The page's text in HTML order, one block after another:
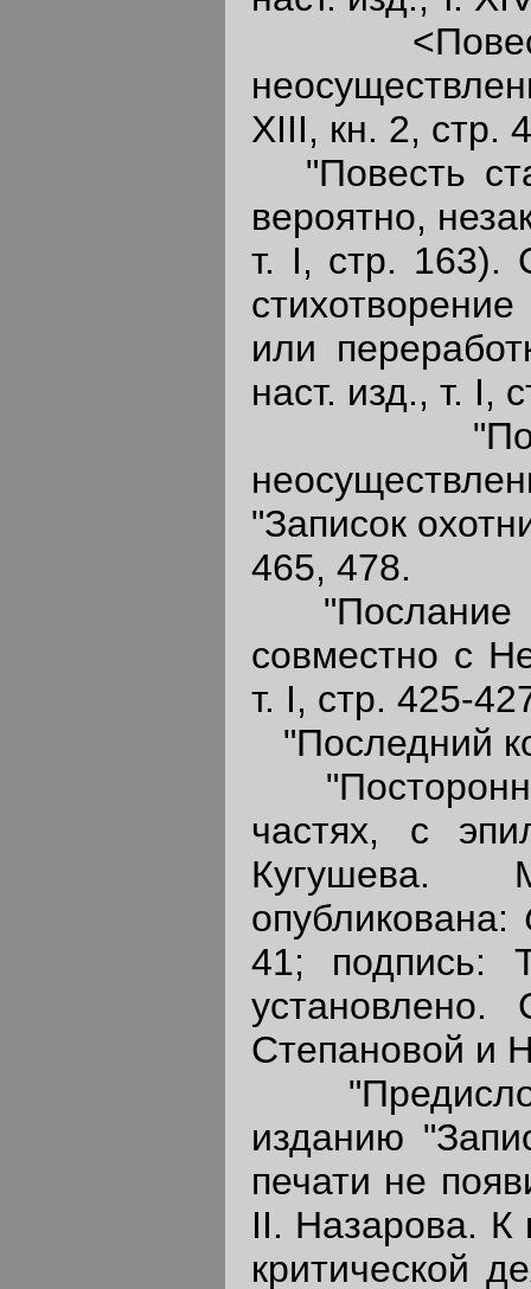
XIII, кн. 2, стр.
"Повесть
вероятно,
т. I, стр. 163).
или
наст. изд., т. I,
"Записок
465, 478.
"Послание
совместно с
т. I, стр. 425-
"Последний
частях, с
Кугушева.
опубликована:
41; подпись:
Степановой и
изданию
печати не
II. Назарова. К
критической